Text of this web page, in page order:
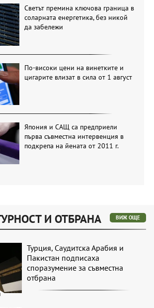
Светът премина ключова граница в
соларната енергетика, без никой
да забележи
По-високи цени на винетките и
цигарите влизат в сила от 1 август
Япония и САЩ са предприели
първа съвместна интервенция в
подкрепа на йената от 2011 г.
И ОТБРАНА ВИЖ ОЩЕ
Турция, Саудитска Арабия и
Пакистан подписаха
споразумение за съвместна
отбрана